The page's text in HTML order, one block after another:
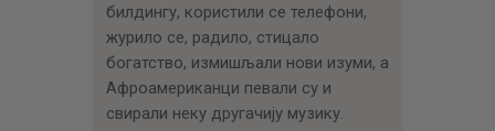
билдингу, користили се телефони,
журило се, радило, стицало
богатство, измишљали нови изуми, а
Афроамериканци певали су и
свирали неку другачију музику.